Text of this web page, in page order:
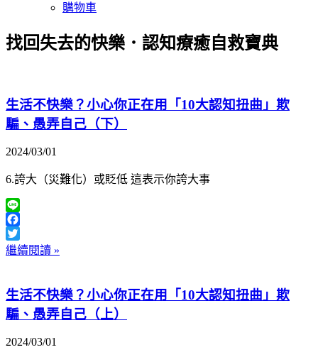
購物車
找回失去的快樂．認知療癒自救寶典
生活不快樂？小心你正在用「10大認知扭曲」欺
騙、愚弄自己（下）
2024/03/01
6.誇大（災難化）或貶低 這表示你誇大事
Line
Facebook
Twitter
繼續閱讀 »
生活不快樂？小心你正在用「10大認知扭曲」欺
騙、愚弄自己（上）
2024/03/01